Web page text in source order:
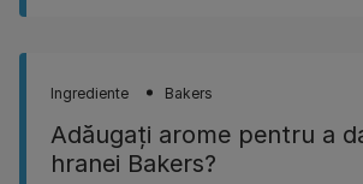
Ingrediente Bakers
Adăugaţi arome pentru a
hranei Bakers?